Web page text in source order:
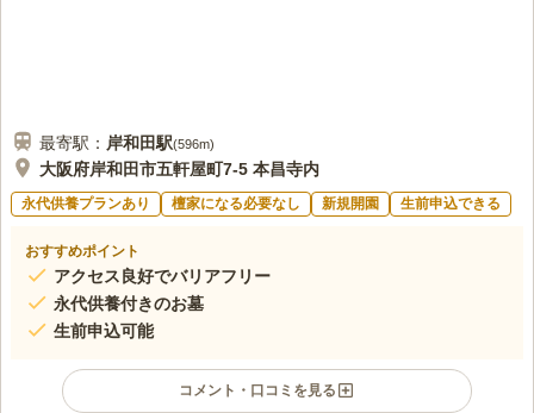
最寄駅： 岸和田駅(596m)
大阪府岸和田市五軒屋町7-5 本昌寺内
永代供養プランあり 檀家になる必要なし 新規開園 生前申込できる
おすすめポイント
アクセス良好でバリアフリー
永代供養付きのお墓
生前申込可能
コメント・口コミを見る